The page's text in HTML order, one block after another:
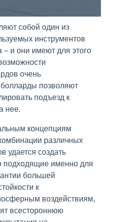
собой один из
инструментов
– и они имеют для этого
очень
позволяют
подъезд к
нее.
концепциям
различных
удается создать
подходящие именно для
большей
к
воздействиям,
всестороннюю